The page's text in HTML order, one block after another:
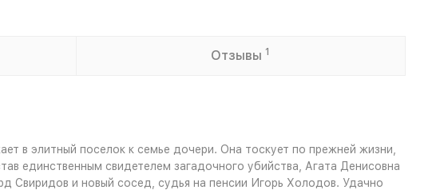
Отзывы 1
в элитный поселок к семье дочери. Она тоскует по прежней жизни,
единственным свидетелем загадочного убийства, Агата Денисовна
Свиридов и новый сосед, судья на пенсии Игорь Холодов. Удачно